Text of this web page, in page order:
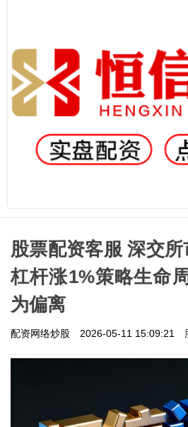
股票配资客服 深交
杠杆涨1%策略生命
为偏离
配资网络炒股 2026-05-11 15:09:21